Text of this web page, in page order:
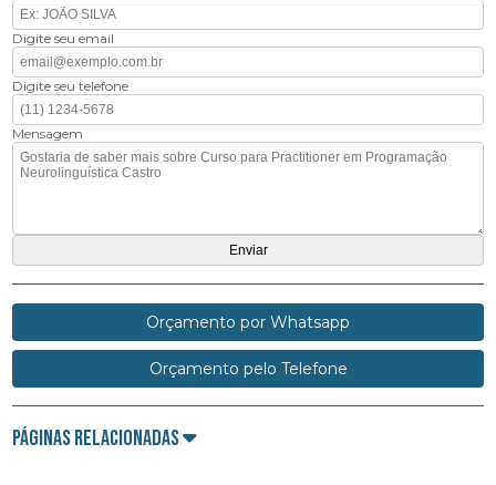
Digite seu email
Digite seu telefone
Mensagem
Orçamento por Whatsapp
Orçamento pelo Telefone
Páginas Relacionadas